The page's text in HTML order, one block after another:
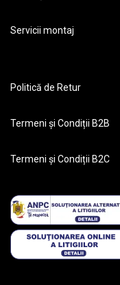
Servicii montaj
Politică de Retur
Termeni și Condiții B2B
Termeni și Condiții B2C